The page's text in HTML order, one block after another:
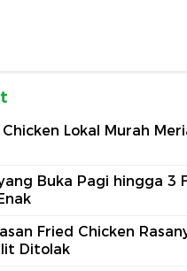
Lokal Murah
Buka Pagi hingga 3
Fried Chicken
Ditolak